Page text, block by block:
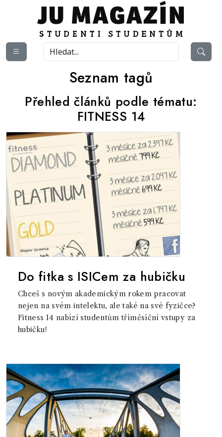
Seznam tagů
Přehled článků podle tématu:
FITNESS 14
Do fitka s ISICem za hubičku
Chceš s novým akademickým rokem pracovat
nejen na svém intelektu, ale také na své fyzičce?
Fitness 14 nabízí studentům tříměsíční vstupy za
hubičku!